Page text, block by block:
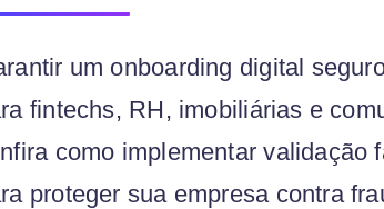
um onboarding digital
fintechs, RH, imobiliárias e
como implementar validação
proteger sua empresa contra